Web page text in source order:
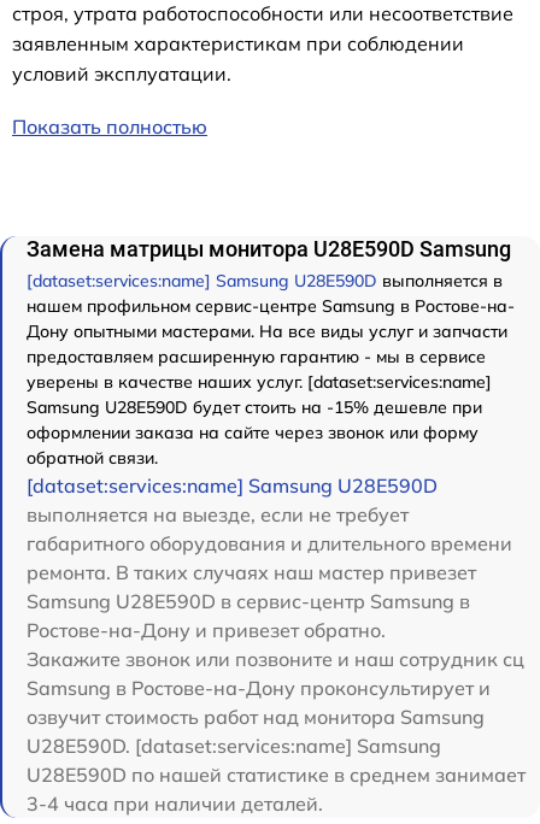
строя, утрата работоспособности или несоответствие
заявленным характеристикам при соблюдении
условий эксплуатации.
Показать полностью
Замена матрицы монитора U28E590D Samsung
[dataset:services:name] Samsung U28E590D выполняется в
нашем профильном сервис-центре Samsung в Ростове-на-
Дону опытными мастерами. На все виды услуг и запчасти
предоставляем расширенную гарантию - мы в сервисе
уверены в качестве наших услуг. [dataset:services:name]
Samsung U28E590D будет стоить на -15% дешевле при
оформлении заказа на сайте через звонок или форму
обратной связи.
[dataset:services:name] Samsung U28E590D
выполняется на выезде, если не требует
габаритного оборудования и длительного времени
ремонта. В таких случаях наш мастер привезет
Samsung U28E590D в сервис-центр Samsung в
Ростове-на-Дону и привезет обратно.
Закажите звонок или позвоните и наш сотрудник сц
Samsung в Ростове-на-Дону проконсультирует и
озвучит стоимость работ над монитора Samsung
U28E590D. [dataset:services:name] Samsung
U28E590D по нашей статистике в среднем занимает
3-4 часа при наличии деталей.